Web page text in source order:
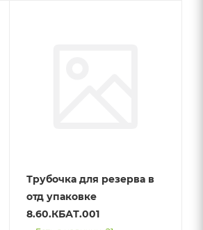
Трубочка для резерва в
отд упаковке
8.60.КБАТ.001